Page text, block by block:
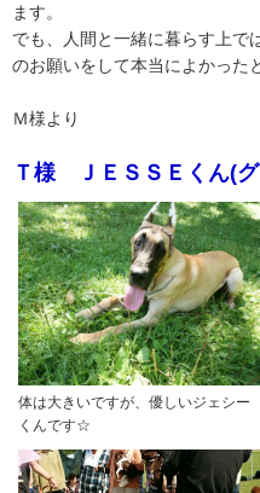
ます。
でも、人間と一緒に暮らす上で
のお願いをして本当によかった
Ｍ様より
Ｔ様 ＪＥＳＳＥくん(
体は大きいですが、優しいジェシー
くんです☆